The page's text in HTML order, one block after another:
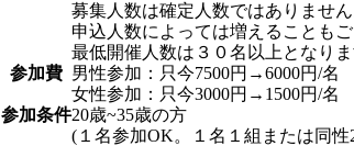
募集人数は確定人数ではありません
申込人数によっては増えることもご
最低開催人数は３０名以上となり
参加費 男性参加： 只今7500円→6000円/名
女性参加： 只今3000円→1500円/名
参加条件20歳~35歳の方
(１名参加OK。１名１組または同